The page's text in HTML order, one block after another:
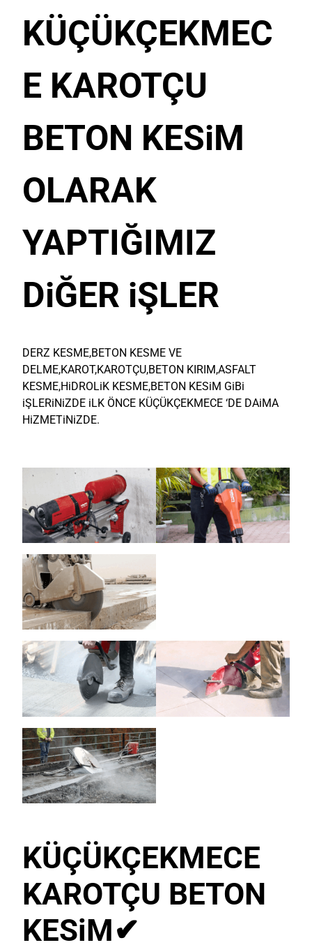
KÜÇÜKÇEKMEC
E KAROTÇU
BETON KESiM
OLARAK
YAPTIĞIMIZ
DiĞER iŞLER
DERZ KESME,BETON KESME VE
DELME,KAROT,KAROTÇU,BETON KIRIM,ASFALT
KESME,HiDROLiK KESME,BETON KESiM GiBi
iŞLERiNiZDE iLK ÖNCE KÜÇÜKÇEKMECE ‘DE DAiMA
HiZMETiNiZDE.
KÜÇÜKÇEKMECE
KAROTÇU BETON
KESiM✔